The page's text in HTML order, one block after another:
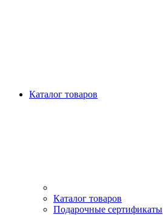
Каталог товаров
Каталог товаров
Подарочные сертификаты